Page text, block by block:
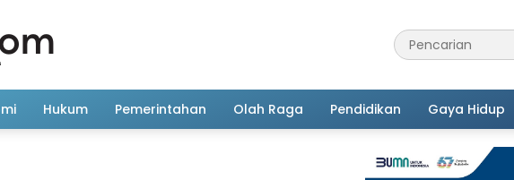
Hukum Pemerintahan Olah Raga Pendidikan Gaya Hidup